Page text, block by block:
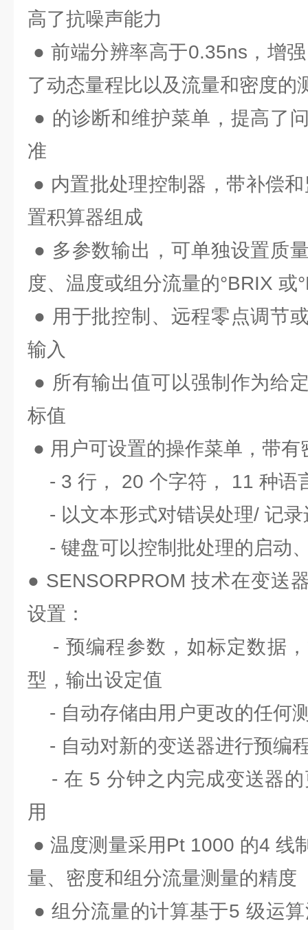
高了抗噪声能力
● 前端分辨率高于0.35ns，增
了动态量程比以及流量和密度的
● 的诊断和维护菜单，提高了
准
● 内置批处理控制器，带补偿
置积算器组成
● 多参数输出，可单独设置质
度、温度或组分流量的°BRIX 或
● 用于批控制、远程零点调节
输入
● 所有输出值可以强制作为给
标值
● 用户可设置的操作菜单，带有
- 3 行， 20 个字符， 11 种语
- 以文本形式对错误处理/ 记录
- 键盘可以控制批处理的启动
● SENSORPROM 技术在变送
设置：
- 预编程参数，如标定数据
型，输出设定值
- 自动存储由用户更改的任何
- 自动对新的变送器进行预编
- 在 5 分钟之内完成变送器的
用
● 温度测量采用Pt 1000 的4 线
量、密度和组分流量测量的精度
● 组分流量的计算基于5 级运